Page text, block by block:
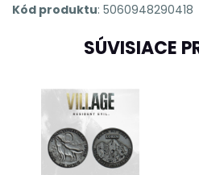
Kód produktu: 5060948290418
SÚVISIACE